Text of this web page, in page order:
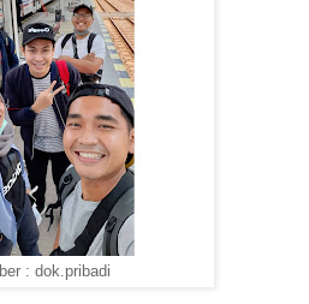
: dok.pribadi